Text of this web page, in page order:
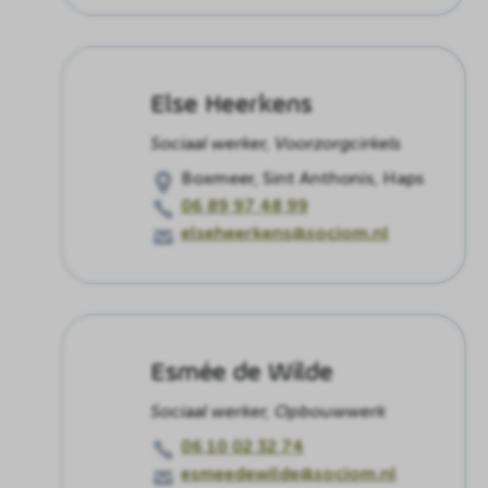
Else Heerkens
Sociaal werker, Voorzorgcirkels
Boxmeer, Sint Anthonis, Haps
06 89 97 48 99
elseheerkens@sociom.nl
Esmée de Wilde
Sociaal werker, Opbouwwerk
06 10 02 32 74
esmeedewilde@sociom.nl